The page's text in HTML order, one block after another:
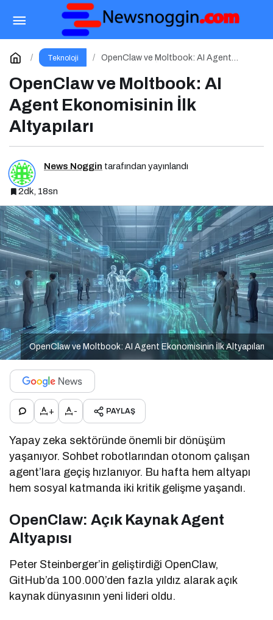
Teknoloji
OpenClaw ve Moltbook: AI Agent
OpenClaw ve Moltbook: AI
Agent Ekonomisinin İlk
Altyapıları
News Noggin tarafından yayınlandı
2dk, 18sn
OpenClaw ve Moltbook: AI Agent Ekonomisinin İlk Altyapıları
+ - PAYLAŞ
Yapay zeka sektöründe önemli bir dönüşüm
yaşanıyor. Sohbet robotlarından otonom çalışan
agent’lara geçiş hızlanıyor. Bu hafta hem altyapı
hem sosyal katmanda iki kritik gelişme yaşandı.
OpenClaw: Açık Kaynak Agent
Altyapısı
Peter Steinberger’in geliştirdiği OpenClaw,
GitHub’da 100.000’den fazla yıldız alarak açık
kaynak dünyasının yeni lideri oldu.
Yapay zekâ siber tehditlerde yeni bir dönemi
başlatıyor
Yorum Yap